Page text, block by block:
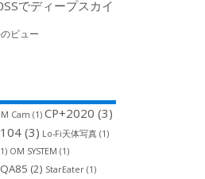
でディープスカイ
ビュー
Cam (1) CP+2020 (3)
(3) Lo-Fi天体写真 (1)
OM SYSTEM (1)
(2) StarEater (1)